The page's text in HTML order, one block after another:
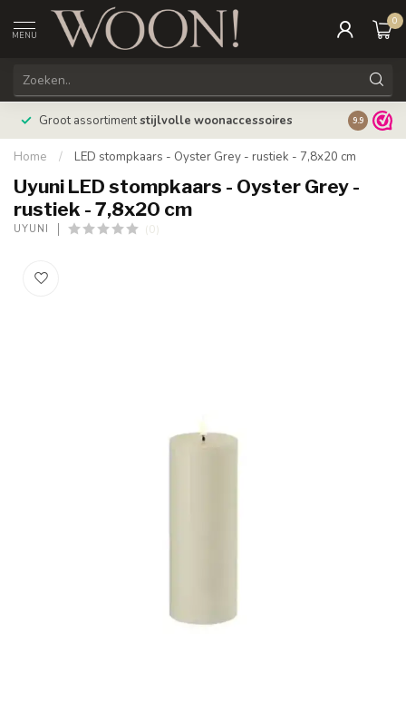
MENU
0
Groot assortimentstijlvolle woonaccessoires 9.9
Home / LED stompkaars - Oyster Grey - rustiek - 7,8x20 cm
Uyuni LED stompkaars - Oyster Grey -
rustiek - 7,8x20 cm
UYUNI (0)